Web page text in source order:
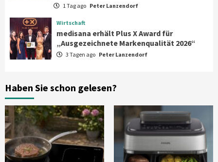
5
medisana erhält Plus X Award für
„Ausgezeichnete Markenqualität 2026“
6
Smart Living Top Story
7
Aktuell Großgeräte
Xiaomi bringt drei neue Mijia
Haushaltsgeräte mit Early Bird
Angeboten
1 Tag ago Peter Lanzendorf
Wirtschaft
medisana erhält Plus X Award für
„Ausgezeichnete Markenqualität 2026“
3 Tagen ago Peter Lanzendorf
Haben Sie schon gelesen?